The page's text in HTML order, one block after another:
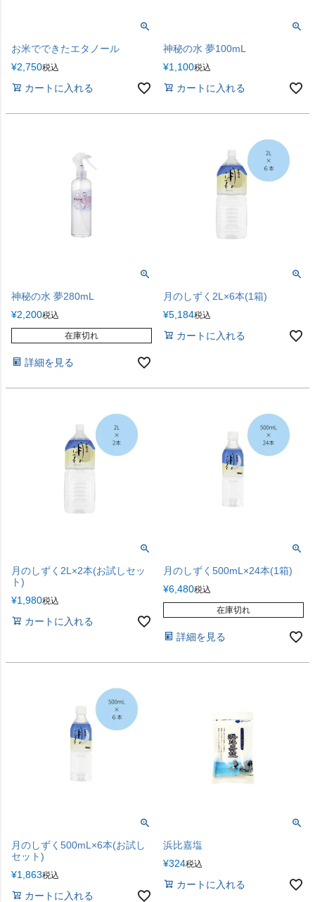
お米でできたエタノール
¥2,750税込
カートに入れる
神秘の水 夢100mL
¥1,100税込
カートに入れる
神秘の水 夢280mL
¥2,200税込
在庫切れ
詳細を見る
月のしずく2L×6本(1箱)
¥5,184税込
カートに入れる
月のしずく2L×2本(お試しセッ
ト)
¥1,980税込
カートに入れる
月のしずく500mL×24本(1箱)
¥6,480税込
在庫切れ
詳細を見る
月のしずく500mL×6本(お試し
セット)
¥1,863税込
カートに入れる
浜比嘉塩
¥324税込
カートに入れる